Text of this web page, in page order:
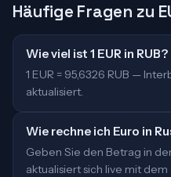
Häufige Fragen zu
Wie viel ist 1 EUR in RUB?
1 EUR = 95,6326 RUB —
aktualisiert.
Wie rechne ich Euro in
Geben Sie den Betrag in
aktualisiert sich live mit dem